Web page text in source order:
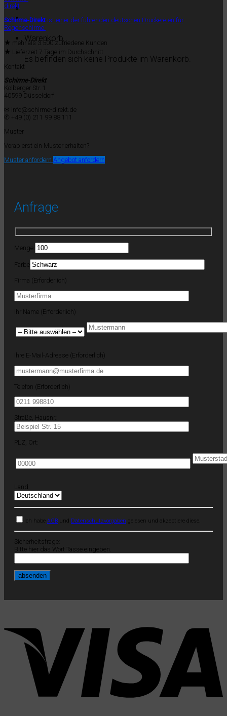
Warenkorb
Es befinden sich keine Produkte im Warenkorb.
Schirme-Direkt ist einer der führenden deutschen Druckereien für
Regenschirme.
★ mehr als 3.500 zufriedene Kunden
★ Lieferzeit 7 Tage im Durchschnitt
Kontakt
Schirme-Direkt
Kolberger Str. 1
40599 Düsseldorf
✉ info@schirme-direkt.de
✆ +49 (0) 211 99 88 111
Muster
Vorab erst ein Muster erhalten?
Muster anfordern Angebot anfordern
Anfrage
Menge
Farbe
Firma (Erforderlich)
Ihr Name (Erforderlich)
Ihre E-Mail-Adresse (Erforderlich)
Telefon (Erforderlich)
Straße, Hausnr.:
PLZ, Ort:
Land:
Ich habe AGB und Datenschutzvorgaben gelesen und akzeptiere diese.
Sicherheitsfrage:
Bitte hier das Wort Tasse eingeben.